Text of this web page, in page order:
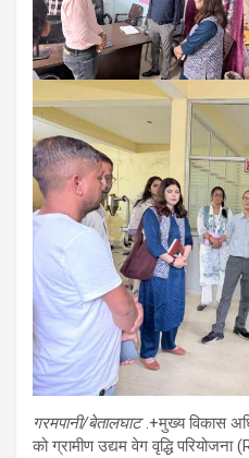
गरमपानी/बेतालघाट.+मुख्य विकास
को ग्रामीण उद्यम वेग वृद्धि